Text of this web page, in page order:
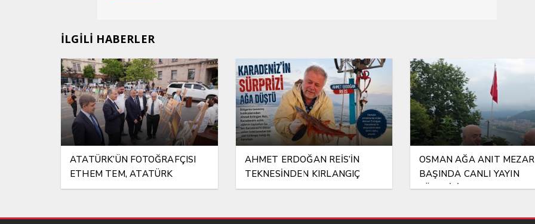
İLGİLİ HABERLER
ATATÜRK’ÜN FOTOĞRAFÇISI
ETHEM TEM, ATATÜRK
MEYDANI’NDA
YAŞATILIYOR
AHMET ERDOĞAN REİS’İN
TEKNESİNDEN KIRLANGIÇ
ÇIKTI
OSMAN AĞA ANIT
BAŞINDA CANLI YAYIN
SÜRPRİZİ